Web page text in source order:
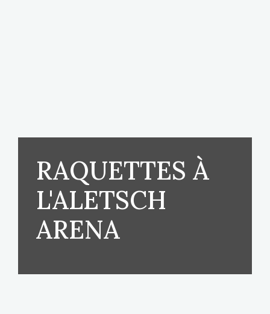
RAQUETTES À
L'ALETSCH
ARENA